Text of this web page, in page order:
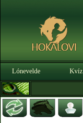
Lónevelde Kvíz